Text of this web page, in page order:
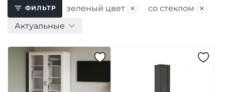
ФИЛЬТР зеленый цвет × со стеклом ×
Актуальные